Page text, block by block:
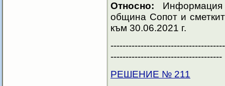
Относно:
община Сопот и
към 30.06.2021 г.
-------------------------------------
РЕШЕНИЕ № 211